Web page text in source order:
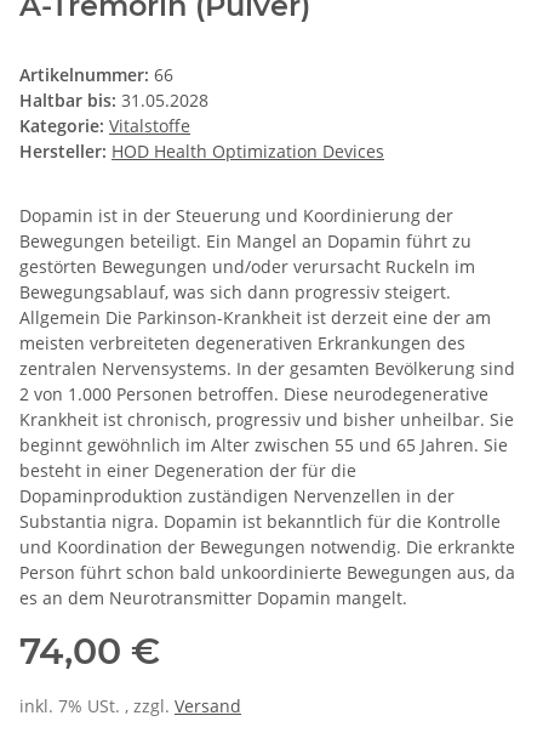
Artikelnummer: 66
Haltbar bis: 31.05.2028
Kategorie: Vitalstoffe
Hersteller: HOD Health Optimization Devices
Dopamin ist in der Steuerung und Koordinierung der
Bewegungen beteiligt. Ein Mangel an Dopamin führt zu
gestörten Bewegungen und/oder verursacht Ruckeln im
Bewegungsablauf, was sich dann progressiv steigert.
Allgemein Die Parkinson-Krankheit ist derzeit eine der am
meisten verbreiteten degenerativen Erkrankungen des
zentralen Nervensystems. In der gesamten Bevölkerung sind
2 von 1.000 Personen betroffen. Diese neurodegenerative
Krankheit ist chronisch, progressiv und bisher unheilbar. Sie
beginnt gewöhnlich im Alter zwischen 55 und 65 Jahren. Sie
besteht in einer Degeneration der für die
Dopaminproduktion zuständigen Nervenzellen in der
Substantia nigra. Dopamin ist bekanntlich für die Kontrolle
und Koordination der Bewegungen notwendig. Die erkrankte
Person führt schon bald unkoordinierte Bewegungen aus, da
es an dem Neurotransmitter Dopamin mangelt.
74,00 €
inkl. 7% USt. , zzgl. Versand